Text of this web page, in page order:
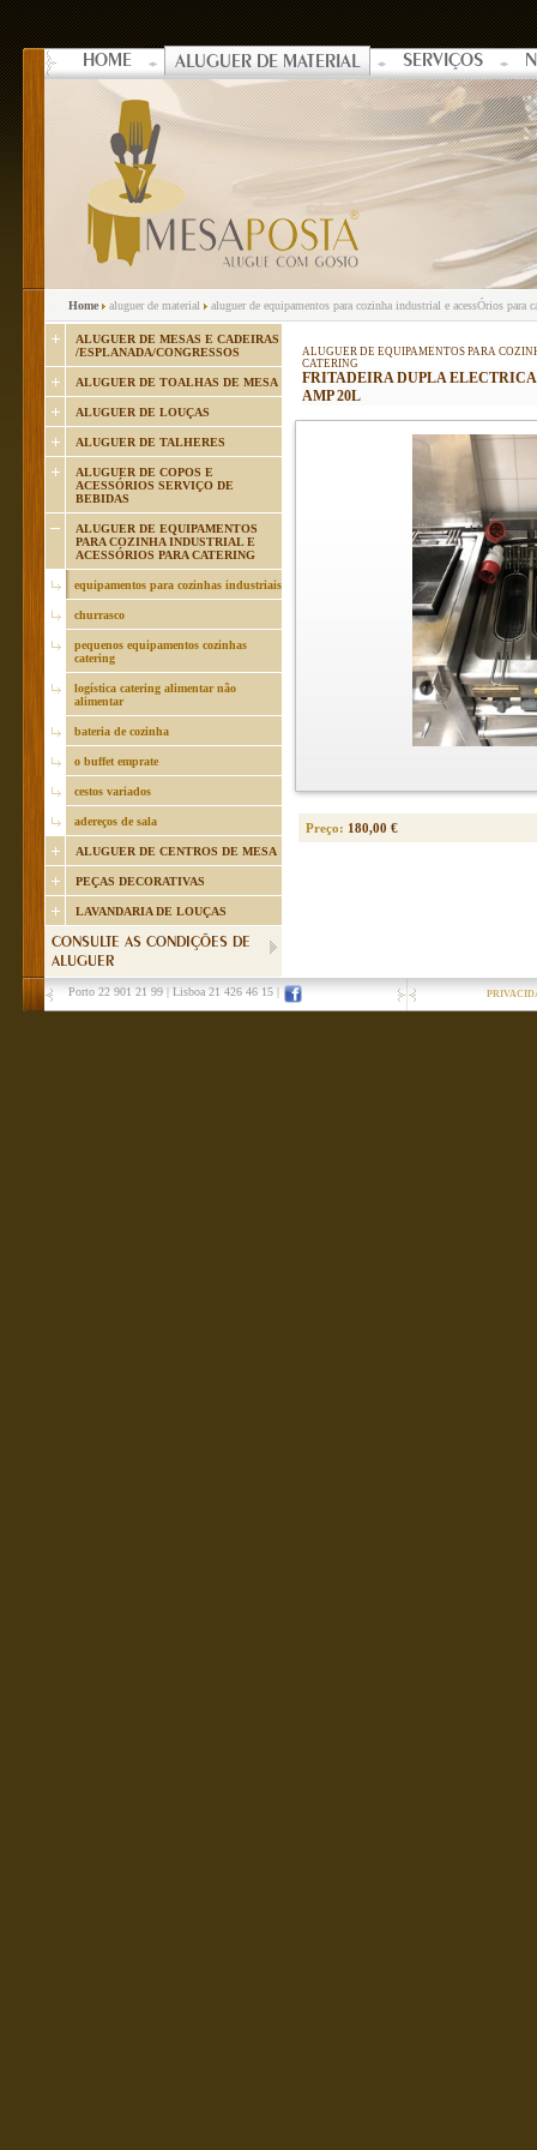
HOME ALUGUER DE MATERIAL SERVIÇOS
Home aluguer de material aluguer de equipamentos para cozinha industrial e acessÓrios para
ALUGUER DE MESAS E CADEIRAS
/ESPLANADA/CONGRESSOS
ALUGUER DE TOALHAS DE MESA
ALUGUER DE LOUÇAS
ALUGUER DE TALHERES
ALUGUER DE COPOS E
ACESSÓRIOS SERVIÇO DE
BEBIDAS
ALUGUER DE EQUIPAMENTOS
PARA COZINHA INDUSTRIAL E
ACESSÓRIOS PARA CATERING
equipamentos para cozinhas industriais
churrasco
pequenos equipamentos cozinhas
catering
logística catering alimentar não
alimentar
bateria de cozinha
o buffet emprate
cestos variados
adereços de sala
ALUGUER DE CENTROS DE MESA
PEÇAS DECORATIVAS
LAVANDARIA DE LOUÇAS
CONSULTE AS CONDIÇÕES DE
ALUGUER
ALUGUER DE EQUIPAMENTOS PARA
CATERING
FRITADEIRA DUPLA
AMP 20L
Preço: 180,00 €
Porto 22 901 21 99 Lisboa 21 426 46 15